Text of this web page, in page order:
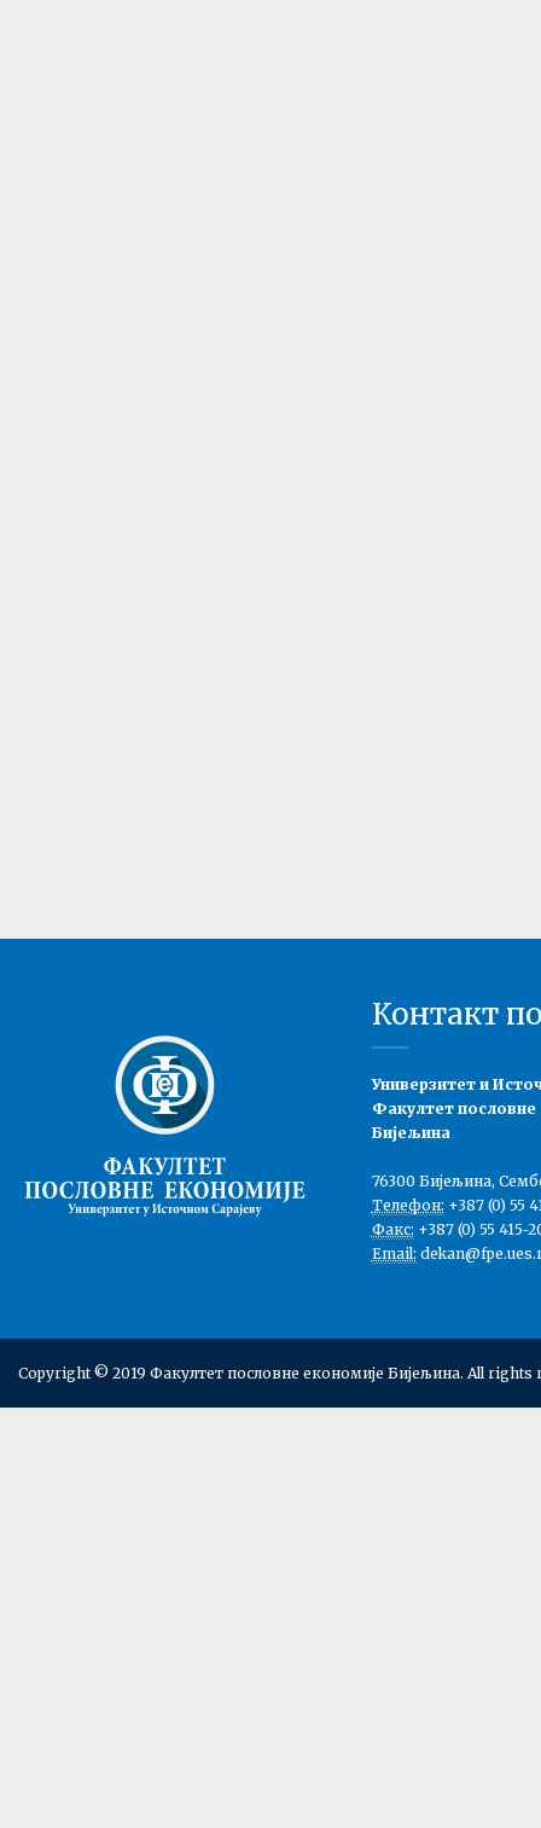
Контакт
Универзитет и
Факултет пословне
Бијељина
76300 Бијељина,
Телефон: +387 (0) 55
Факс: +387 (0) 55 415-
Email:
Copyright © 2019 Факултет пословне економије Бијељина. All rights